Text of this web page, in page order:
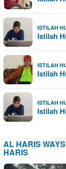
ISTILAH
Istilah
ISTILAH
Istilah
ISTILAH
Istilah
AL HARIS
HARIS